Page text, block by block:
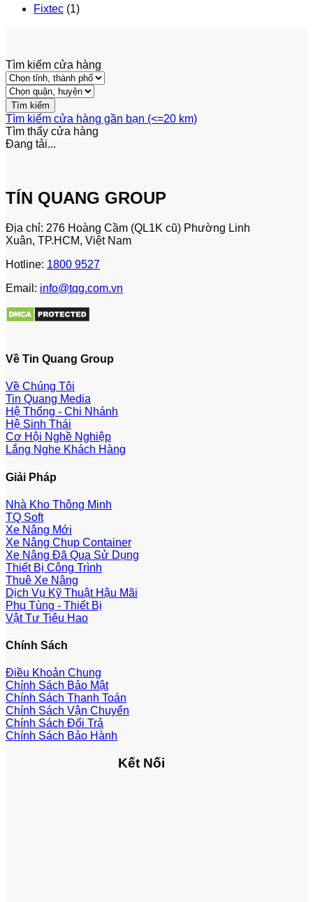
Fixtec (1)
Tìm kiếm cửa hàng
Tìm kiếm cửa hàng gần bạn (<=20 km)
Tìm thấy cửa hàng
Đang tải...
TÍN QUANG GROUP
Địa chỉ: 276 Hoàng Cầm (QL1K cũ) Phường Linh
Xuân, TP.HCM, Việt Nam
Hotline: 1800 9527
Email: info@tqg.com.vn
Về Tin Quang Group
Về Chúng Tôi
Tin Quang Media
Hệ Thống - Chi Nhánh
Hệ Sinh Thái
Cơ Hội Nghề Nghiệp
Lắng Nghe Khách Hàng
Giải Pháp
Nhà Kho Thông Minh
TQ Soft
Xe Nâng Mới
Xe Nâng Chụp Container
Xe Nâng Đã Qua Sử Dụng
Thiết Bị Công Trình
Thuê Xe Nâng
Dịch Vụ Kỹ Thuật Hậu Mãi
Phụ Tùng - Thiết Bị
Vật Tư Tiêu Hao
Chính Sách
Điều Khoản Chung
Chính Sách Bảo Mật
Chính Sách Thanh Toán
Chính Sách Vận Chuyển
Chính Sách Đổi Trả
Chính Sách Bảo Hành
Kết Nối